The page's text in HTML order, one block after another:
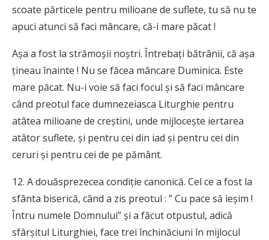
scoate părticele pentru milioane de suflete, tu să nu te
apuci atunci să faci mâncare, că-i mare păcat !
Aşa a fost la strămoşii noştri. Întrebaţi bătrânii, că aşa
ţineau înainte ! Nu se făcea mâncare Duminica. Este
mare păcat. Nu-i voie să faci focul şi să faci mâncare
când preotul face dumnezeiasca Liturghie pentru
atâtea milioane de creştini, unde mijloceşte iertarea
atâtor suflete, şi pentru cei din iad şi pentru cei din
ceruri şi pentru cei de pe pământ.
12. A douăsprezecea condiţie canonică. Cel ce a fost la
sfânta biserică, când a zis preotul : ” Cu pace să ieşim !
Întru numele Domnului” şi a făcut otpustul, adică
sfârşitul Liturghiei, face trei închinăciuni în mijlocul